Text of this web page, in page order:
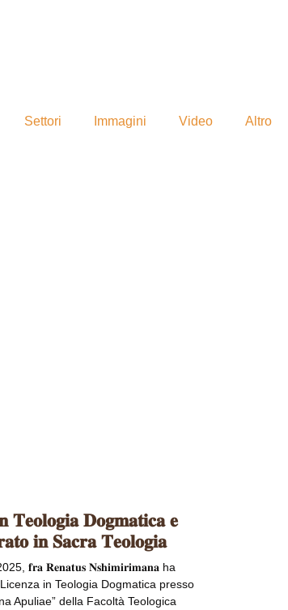
Settori Immagini Video Altro
𝐓𝐞𝐨𝐥𝐨𝐠𝐢𝐚 𝐃𝐨𝐠𝐦𝐚𝐭𝐢𝐜𝐚 𝐞
𝐢𝐧 𝐒𝐚𝐜𝐫𝐚 𝐓𝐞𝐨𝐥𝐨𝐠𝐢𝐚
𝐟𝐫𝐚 𝐑𝐞𝐧𝐚𝐭𝐮𝐬 𝐍𝐬𝐡𝐢𝐦𝐢𝐫𝐢𝐦𝐚𝐧𝐚 ha
in Teologia Dogmatica presso
Apuliae” della Facoltà Teologica